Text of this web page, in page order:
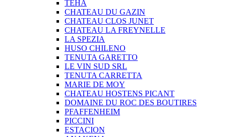
TEHA
CHATEAU DU GAZIN
CHATEAU CLOS JUNET
CHATEAU LA FREYNELLE
LA SPEZIA
HUSO CHILENO
TENUTA GARETTO
LE VIN SUD SRL
TENUTA CARRETTA
MARIE DE MOY
CHATEAU HOSTENS PICANT
DOMAINE DU ROC DES BOUTIRES
PFAFFENHEIM
PICCINI
ESTACION